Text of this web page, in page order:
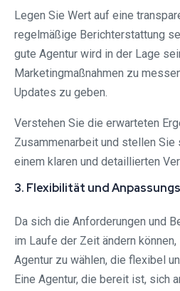
Legen Sie Wert auf eine
regelmäßige Berichterstattung
gute Agentur wird in der Lage
Marketingmaßnahmen zu
Updates zu geben.
Verstehen Sie die erwarteten
Zusammenarbeit und stellen Sie
einem klaren und detaillierten
3. Flexibilität und
Da sich die Anforderungen und
im Laufe der Zeit ändern
Agentur zu wählen, die flexibel
Eine Agentur, die bereit ist, sich